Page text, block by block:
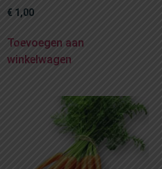
€ 1,00
Toevoegen aan
winkelwagen